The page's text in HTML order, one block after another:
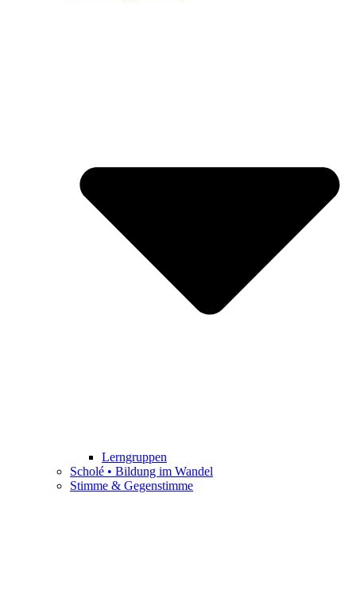
Lerngruppen
Scholé • Bildung im Wandel
Stimme & Gegenstimme